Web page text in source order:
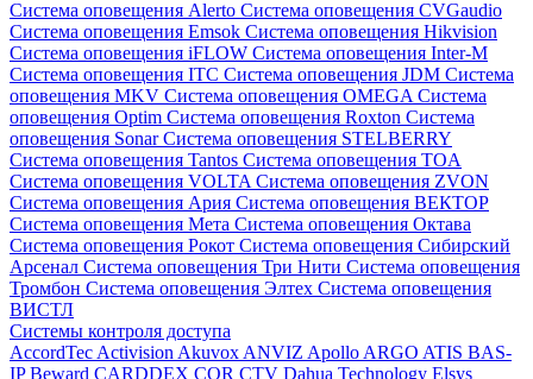
Система оповещения Alerto Система оповещения CVGaudio
Система оповещения Emsok Система оповещения Hikvision
Система оповещения iFLOW Система оповещения Inter-M
Система оповещения ITC Система оповещения JDM Система
оповещения MKV Система оповещения OMEGA Система
оповещения Optim Система оповещения Roxton Система
оповещения SonarСистема оповещения STELBERRY
Система оповещения Tantos Система оповещения TOA
Система оповещения VOLTA Система оповещения ZVON
Система оповещения Ария Система оповещения ВЕКТОР
Система оповещения Мета Система оповещения Октава
Система оповещения Рокот Система оповещения Сибирский
Арсенал Система оповещения Три Нити Система оповещения
Тромбон Система оповещения Элтех Система оповещения
ВИСТЛ
Системы контроля доступа
AccordTec Activision Akuvox ANVIZ Apollo ARGO ATIS BAS-
IPBeward CARDDEX CQR CTV Dahua Technology Elsys